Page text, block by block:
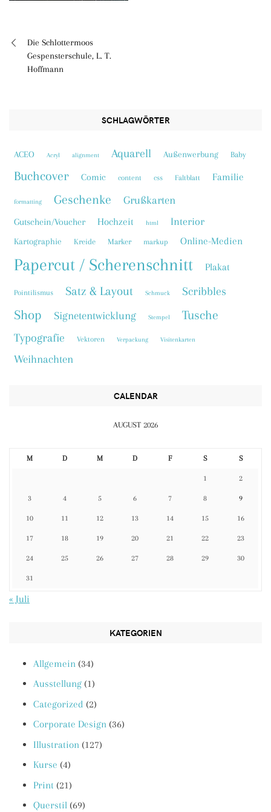
Beitragsnavigation
Die Schlottermoos
Gespensterschule, L. T.
Hoffmann
SCHLAGWÖRTER
ACEO Acryl alignment Aquarell Außenwerbung Baby
Buchcover Comic content css Faltblatt Familie
formatting Geschenke Grußkarten
Gutschein/Voucher Hochzeit html Interior
Kartographie Kreide Marker markup Online-Medien
Papercut / Scherenschnitt Plakat
Pointilismus Satz & Layout Schmuck Scribbles
Shop Signetentwicklung Stempel Tusche
Typografie Vektoren Verpackung Visitenkarten
Weihnachten
CALENDAR
AUGUST 2026
M D M D F S S
1 2
3 4 5 6 7 8 9
10 11 12 13 14 15 16
17 18 19 20 21 22 23
24 25 26 27 28 29 30
31
« Juli
KATEGORIEN
Allgemein (34)
Ausstellung (1)
Categorized (2)
Corporate Design (36)
Illustration (127)
Kurse (4)
Print (21)
Querstil (69)